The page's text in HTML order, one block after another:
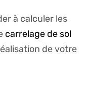
à calculer les
carrelage de sol
de votre